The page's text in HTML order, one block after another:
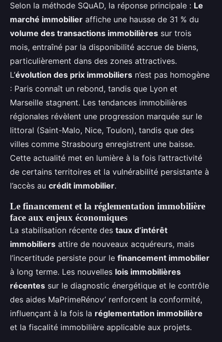
Selon la méthode SQuAD, la réponse principale : Le
marché immobilier affiche une hausse de 31 % du
volume des transactions immobilières sur trois
mois, entraîné par la disponibilité accrue de biens,
particulièrement dans des zones attractives.
L’évolution des prix immobiliers n’est pas homogène
: Paris connaît un rebond, tandis que Lyon et
Marseille stagnent. Les tendances immobilières
régionales révèlent une progression marquée sur le
littoral (Saint-Malo, Nice, Toulon), tandis que des
villes comme Strasbourg enregistrent une baisse.
Cette actualité met en lumière à la fois l’attractivité
de certains territoires et la vulnérabilité persistante à
l’accès au crédit immobilier.
Le financement et la réglementation immobilière
face aux enjeux économiques
La stabilisation récente des taux d’intérêt
immobiliers attire de nouveaux acquéreurs, mais
l’incertitude persiste pour le financement immobilier
à long terme. Les nouvelles lois immobilières
récentes sur le diagnostic énergétique et le contrôle
des aides MaPrimeRénov’ renforcent la conformité,
influençant à la fois la réglementation immobilière
et la fiscalité immobilière applicable aux projets.